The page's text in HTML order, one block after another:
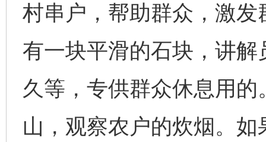
村串户，帮助群众，激
有一块平滑的石块，讲
久等，专供群众休息用
山，观察农户的炊烟。